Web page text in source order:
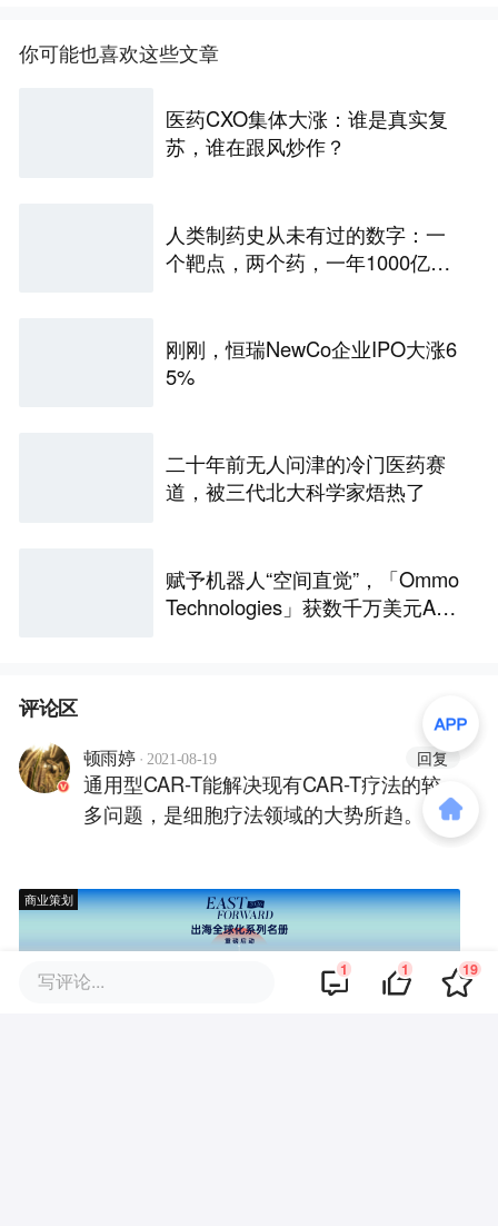
你可能也喜欢这些文章
医药CXO集体大涨：谁是真实复
苏，谁在跟风炒作？
人类制药史从未有过的数字：一
个靶点，两个药，一年1000亿美
刚刚，恒瑞NewCo企业IPO大涨6
5%
二十年前无人问津的冷门医药赛
道，被三代北大科学家焐热了
赋予机器人“空间直觉”，「Ommo
Technologies」获数千万美元A轮
评论区
顿雨婷 · 2021-08-19 回复
通用型CAR-T能解决现有CAR-T疗法的较
多问题，是细胞疗法领域的大势所趋。
商业策划
写评论... 1 1 19